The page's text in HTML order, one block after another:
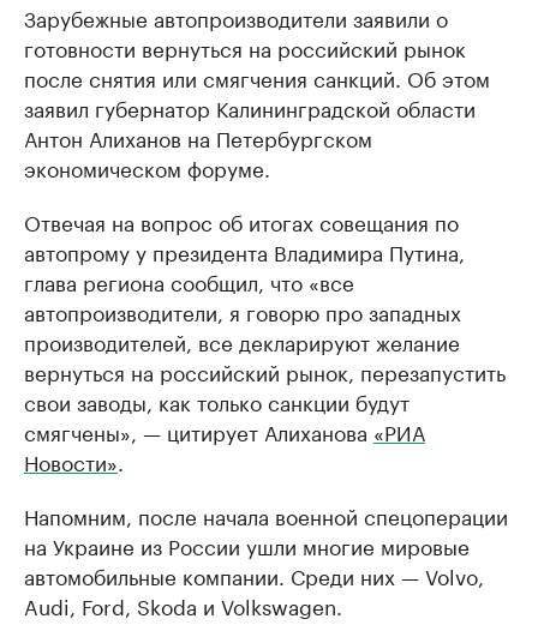
Зарубежные автопроизводители заявили о
готовности вернуться на российский рынок
после снятия или смягчения санкций. Об этом
заявил губернатор Калининградской области
Антон Алиханов на Петербургском
экономическом форуме.
Отвечая на вопрос об итогах совещания по
автопрому у президента Владимира Путина,
глава региона сообщил, что «все
автопроизводители, я говорю про западных
производителей, все декларируют желание
вернуться на российский рынок, перезапустить
свои заводы, как только санкции будут
смягчены», — цитирует Алиханова «РИА
Новости»
Напомним, после начала военной спецоперации
на Украине из России ушли многие мировые
автомобильные компании. Среди них — Volvo,
Audi, Ford, Skoda и Volkswagen.